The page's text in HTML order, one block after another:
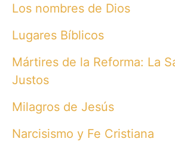
Los nombres de Dios
Lugares Bíblicos
Mártires de la Reforma: La
Justos
Milagros de Jesús
Narcisismo y Fe Cristiana